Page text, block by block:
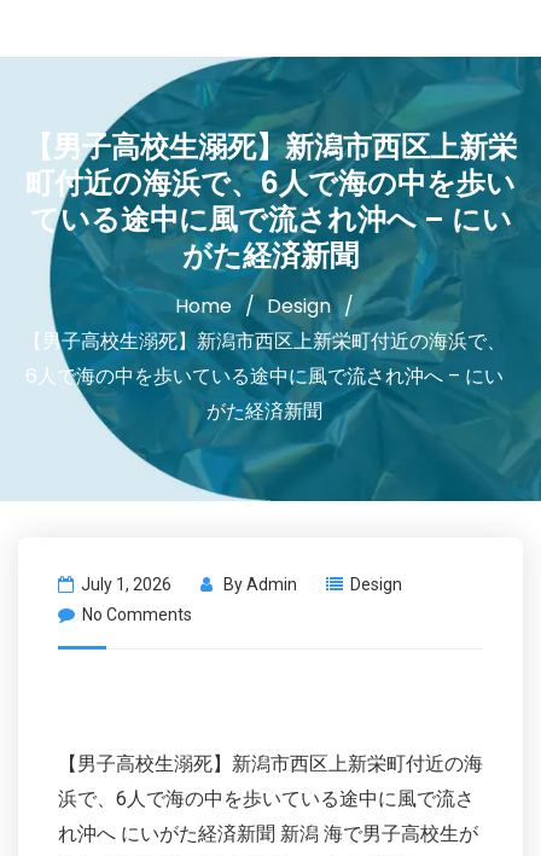
【男子高校生溺死】新潟市西区上新栄
町付近の海浜で、6人で海の中を歩い
ている途中に風で流され沖へ – にい
がた経済新聞
Home
Design
【男子高校生溺死】新潟市西区上新栄町付近の海浜で、
6人で海の中を歩いている途中に風で流され沖へ – にい
がた経済新聞
July 1, 2026 ByAdmin
Design
No Comments
【男子高校生溺死】新潟市西区上新栄町付近の海
浜で、6人で海の中を歩いている途中に風で流さ
れ沖へ にいがた経済新聞 新潟 海で男子高校生が